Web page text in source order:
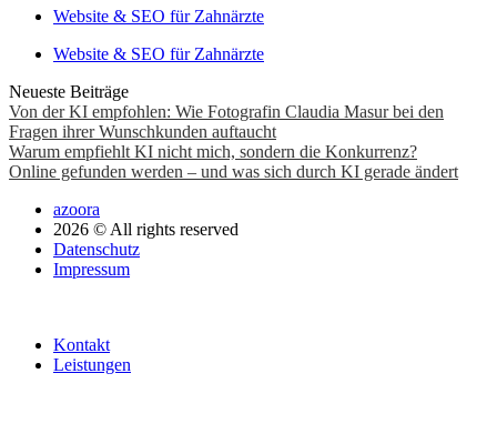
Website & SEO für Zahnärzte
Website & SEO für Zahnärzte
Neueste Beiträge
Von der KI empfohlen: Wie Fotografin Claudia Masur bei den
Fragen ihrer Wunschkunden auftaucht
Warum empfiehlt KI nicht mich, sondern die Konkurrenz?
Online gefunden werden – und was sich durch KI gerade ändert
azoora
2026 © All rights reserved
Datenschutz
Impressum
Kontakt
Leistungen